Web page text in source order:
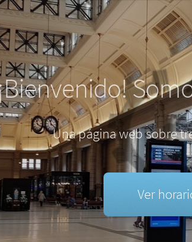
Una página web sobre
Ver